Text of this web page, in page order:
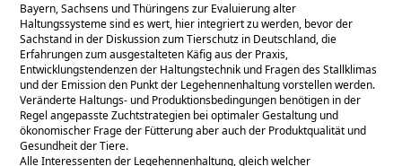
Bayern, Sachsens und Thüringens zur Evaluierung alter
Haltungssysteme sind es wert, hier integriert zu werden, bevor der
Sachstand in der Diskussion zum Tierschutz in Deutschland, die
Erfahrungen zum ausgestalteten Käfig aus der Praxis,
Entwicklungstendenzen der Haltungstechnik und Fragen des Stallklimas
und der Emission den Punkt der Legehennenhaltung vorstellen werden.
Veränderte Haltungs- und Produktionsbedingungen benötigen in der
Regel angepasste Zuchtstrategien bei optimaler Gestaltung und
ökonomischer Frage der Fütterung aber auch der Produktqualität und
Gesundheit der Tiere.
Alle Interessenten der Legehennenhaltung, gleich welcher